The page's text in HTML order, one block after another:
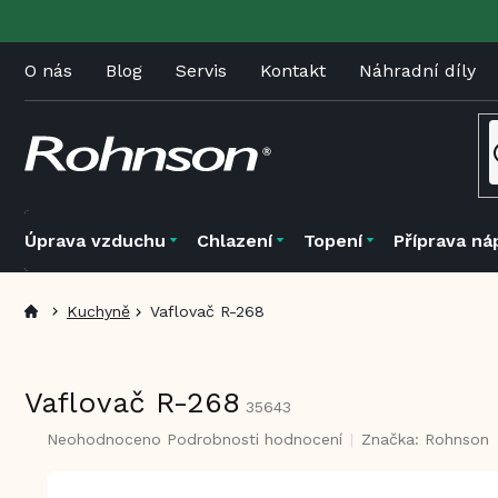
O nás Blog Servis Kontakt Náhradní díly
Úprava vzduchu Chlazení Topení Příprava
Kuchyně Vaflovač R-268
Vaflovač R-268 35643
Průměrné
Neohodnoceno Podrobnosti hodnocení Značka: Rohnson